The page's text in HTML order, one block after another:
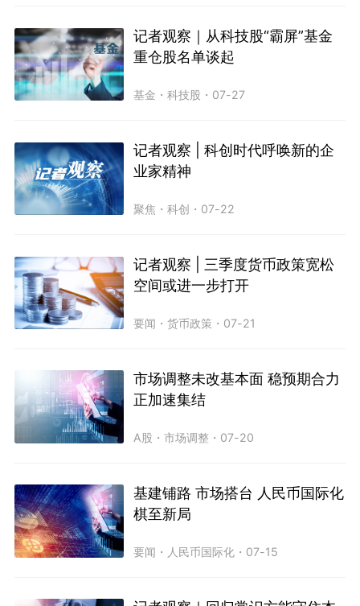
记者观察｜从科技股“霸屏”基金
重仓股名单谈起
基金 ・科技股 ・ 07-27
记者观察 | 科创时代呼唤新的企
业家精神
聚焦 ・科创 ・ 07-22
记者观察 | 三季度货币政策宽松
空间或进一步打开
要闻 ・货币政策 ・ 07-21
市场调整未改基本面 稳预期合力
正加速集结
A股 ・市场调整 ・ 07-20
基建铺路 市场搭台 人民币国际化
棋至新局
要闻 ・ 人民币国际化 ・ 07-15